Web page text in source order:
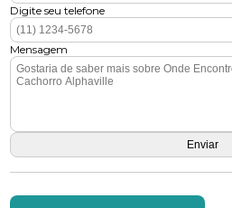
Digite seu telefone
Mensagem